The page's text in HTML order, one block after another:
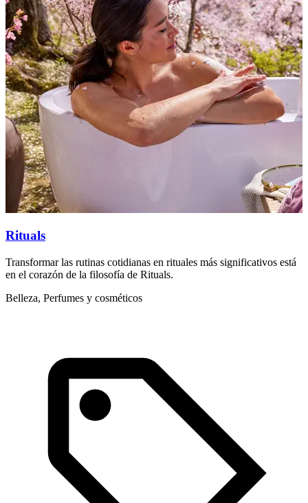
Rituals
Transformar las rutinas cotidianas en rituales más significativos está
en el corazón de la filosofía de Rituals.
Belleza, Perfumes y cosméticos